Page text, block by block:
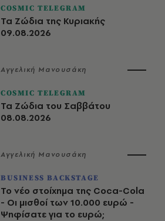
COSMIC TELEGRAM
Τα Ζώδια της Κυριακής
09.08.2026
Αγγελική Μανουσάκη
COSMIC TELEGRAM
Τα Ζώδια του Σαββάτου
08.08.2026
Αγγελική Μανουσάκη
BUSINESS BACKSTAGE
Το νέο στοίχημα της Coca-Cola
- Οι μισθοί των 10.000 ευρώ -
Ψηφίσατε για το ευρώ;